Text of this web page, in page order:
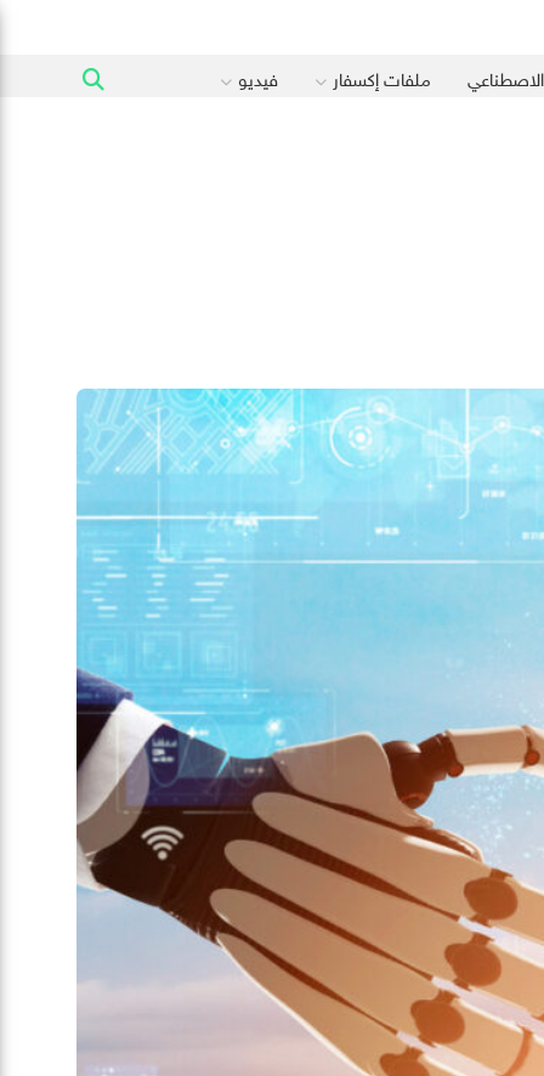
الاصطناعي ملفات إكسفار فيديو